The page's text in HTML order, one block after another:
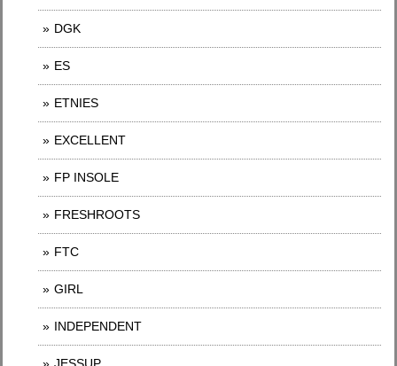
DGK
ES
ETNIES
EXCELLENT
FP INSOLE
FRESHROOTS
FTC
GIRL
INDEPENDENT